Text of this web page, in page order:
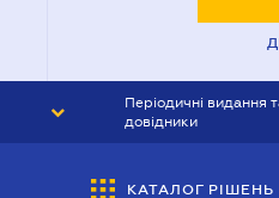
Періодичні видання
довідники
КАТАЛОГ РІШЕНЬ